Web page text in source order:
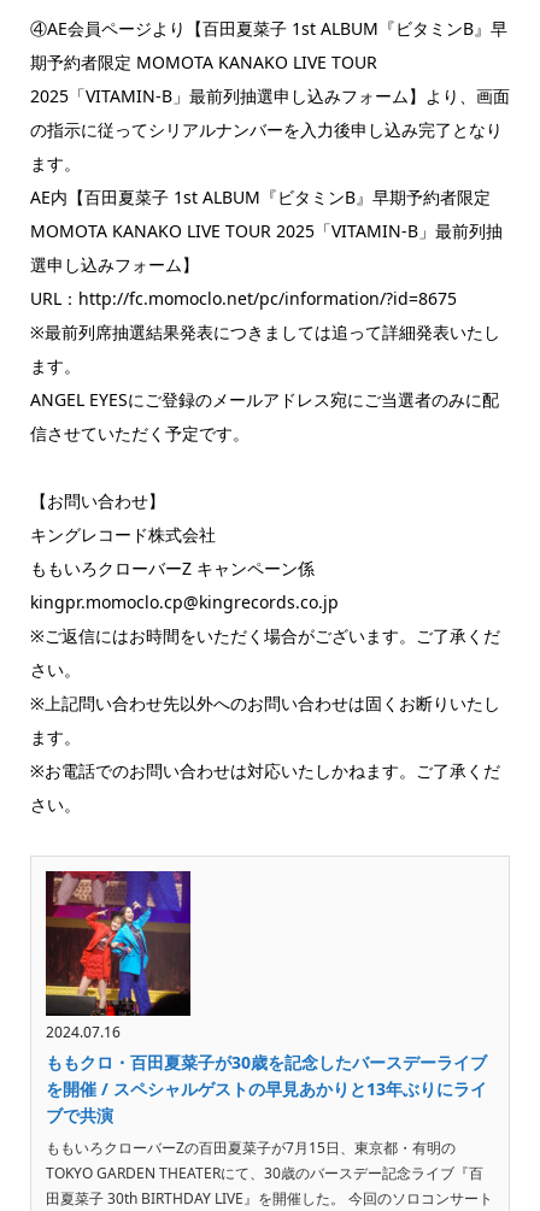
④AE会員ページより【百田夏菜子 1st ALBUM『ビタミンB』早
期予約者限定 MOMOTA KANAKO LIVE TOUR
2025「VITAMIN-B」最前列抽選申し込みフォーム】より、画面
の指示に従ってシリアルナンバーを入力後申し込み完了となり
ます。
AE内【百田夏菜子 1st ALBUM『ビタミンB』早期予約者限定
MOMOTA KANAKO LIVE TOUR 2025「VITAMIN-B」最前列抽
選申し込みフォーム】
URL：http://fc.momoclo.net/pc/information/?id=8675
※最前列席抽選結果発表につきましては追って詳細発表いたし
ます。
ANGEL EYESにご登録のメールアドレス宛にご当選者のみに配
信させていただく予定です。
【お問い合わせ】
キングレコード株式会社
ももいろクローバーZ キャンペーン係
kingpr.momoclo.cp@kingrecords.co.jp
※ご返信にはお時間をいただく場合がございます。ご了承くだ
さい。
※上記問い合わせ先以外へのお問い合わせは固くお断りいたし
ます。
※お電話でのお問い合わせは対応いたしかねます。ご了承くだ
さい。
2024.07.16
ももクロ・百田夏菜子が30歳を記念したバースデーライブ
を開催 / スペシャルゲストの早見あかりと13年ぶりにライ
ブで共演
ももいろクローバーZの百田夏菜子が7月15日、東京都・有明の
TOKYO GARDEN THEATERにて、30歳のバースデー記念ライブ『百
田夏菜子 30th BIRTHDAY LIVE』を開催した。 今回のソロコンサート